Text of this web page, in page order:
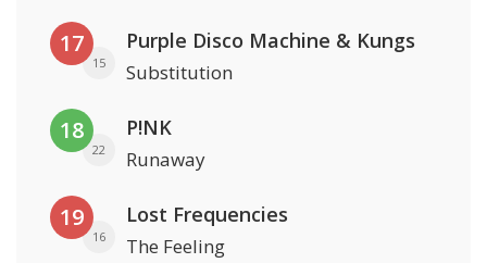
17
15
Purple Disco Machine & Kungs
Substitution
18
22
P!NK
Runaway
19
16
Lost Frequencies
The Feeling